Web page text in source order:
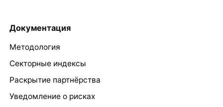
Документация
Методология
Секторные индексы
Раскрытие партнёрства
Уведомление о рисках